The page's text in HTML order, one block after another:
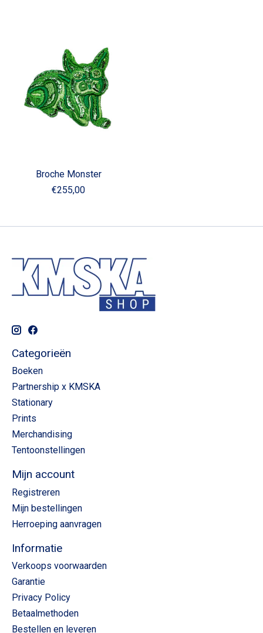
Broche Monster
€255,00
Categorieën
Boeken
Partnership x KMSKA
Stationary
Prints
Merchandising
Tentoonstellingen
Mijn account
Registreren
Mijn bestellingen
Herroeping aanvragen
Informatie
Verkoops voorwaarden
Garantie
Privacy Policy
Betaalmethoden
Bestellen en leveren